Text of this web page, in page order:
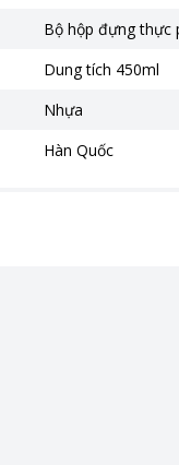
Bộ hộp đựng thực
Dung tích 450ml
Nhựa
Hàn Quốc